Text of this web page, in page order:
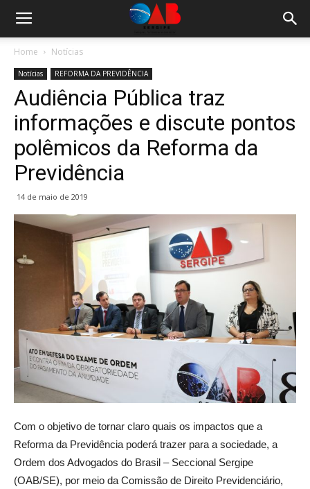
Home Notícias
Notícias REFORMA DA PREVIDÊNCIA
Audiência Pública traz
informações e discute pontos
polêmicos da Reforma da
Previdência
14 de maio de 2019
Com o objetivo de tornar claro quais os impactos que a
Reforma da Previdência poderá trazer para a sociedade, a
Ordem dos Advogados do Brasil – Seccional Sergipe
(OAB/SE), por meio da Comissão de Direito Previdenciário,